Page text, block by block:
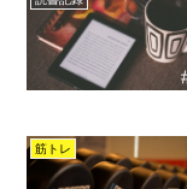
筋トレ